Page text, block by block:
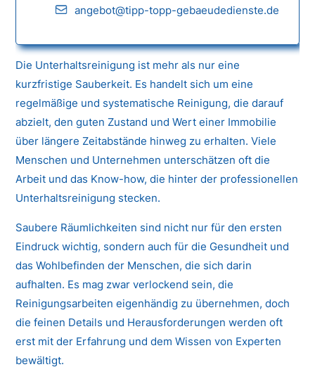
angebot@tipp-topp-gebaeudedienste.de
Die Unterhaltsreinigung ist mehr als nur eine
kurzfristige Sauberkeit. Es handelt sich um eine
regelmäßige und systematische Reinigung, die darauf
abzielt, den guten Zustand und Wert einer Immobilie
über längere Zeitabstände hinweg zu erhalten. Viele
Menschen und Unternehmen unterschätzen oft die
Arbeit und das Know-how, die hinter der professionellen
Unterhaltsreinigung stecken.
Saubere Räumlichkeiten sind nicht nur für den ersten
Eindruck wichtig, sondern auch für die Gesundheit und
das Wohlbefinden der Menschen, die sich darin
aufhalten. Es mag zwar verlockend sein, die
Reinigungsarbeiten eigenhändig zu übernehmen, doch
die feinen Details und Herausforderungen werden oft
erst mit der Erfahrung und dem Wissen von Experten
bewältigt.